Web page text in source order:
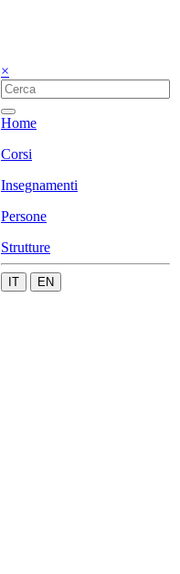
×
Home
Corsi
Insegnamenti
Persone
Strutture
IT EN